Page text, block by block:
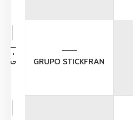
GRUPO STICKFRAN
G - I